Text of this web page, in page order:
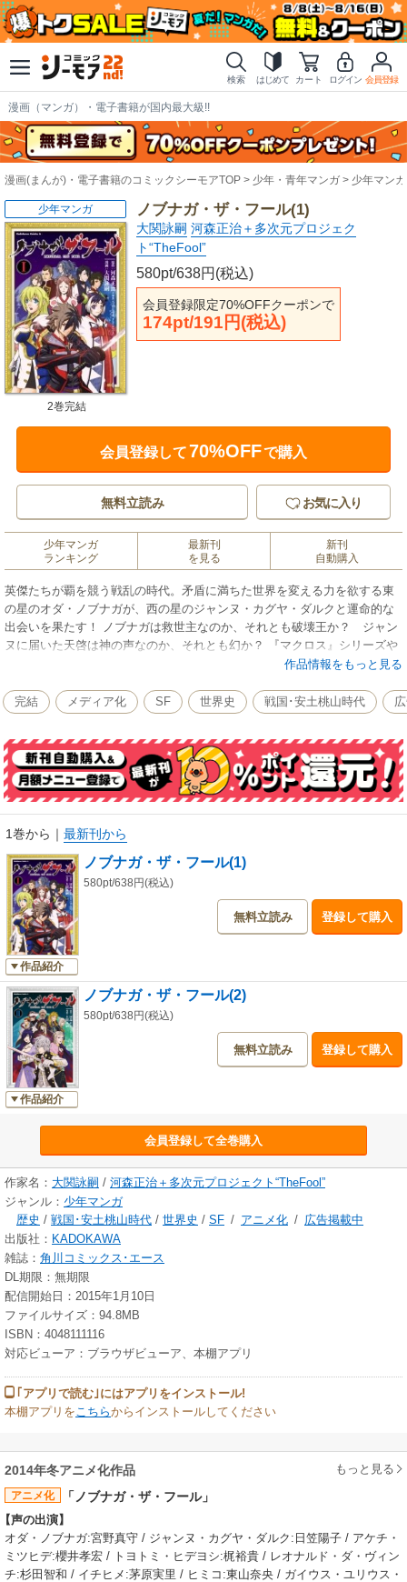
検索 はじめて カート ログイン 会員登録
漫画（マンガ）・電子書籍が国内最大級!!
漫画(まんが)・電子書籍のコミックシーモアTOP 少年・青年マンガ 少年マンガ
ノブナガ・ザ・フール(1)
大関詠嗣 河森正治＋多次元プロジェク
ト“TheFool”
580pt/638円(税込)
会員登録限定70%OFFクーポンで
174pt/191円(税込)
少年マンガ
2巻完結
会員登録して70%OFFで購入
無料立読み お気に入り
少年マンガ
ランキング
最新刊
を見る
新刊
自動購入
英傑たちが覇を競う戦乱の時代。矛盾に満ちた世界を変える力を欲する東
の星のオダ・ノブナガが、西の星のジャンヌ・カグヤ・ダルクと運命的な
出会いを果たす！ ノブナガは救世主なのか、それとも破壊王か？ ジャン
ヌに届いた天啓は神の声なのか、それとも幻か？ 『マクロス』シリーズや
『創聖のアクエリオン』のアニメ監督を務めた河森正治氏が放つ、新次元
作品情報をもっと見る
完結 メディア化 SF 世界史 戦国･安土桃山時代
1巻から ｜ 最新刊から
作品紹介
ノブナガ・ザ・フール(1)
580pt/638円(税込)
無料立読み 登録して購入
作品紹介
ノブナガ・ザ・フール(2)
580pt/638円(税込)
無料立読み 登録して購入
会員登録して全巻購入
作家名： 大関詠嗣 / 河森正治＋多次元プロジェクト“TheFool”
ジャンル： 少年マンガ
歴史 / 戦国･安土桃山時代 / 世界史 / SF / アニメ化 / 広告掲載中
出版社： KADOKAWA
雑誌： 角川コミックス･エース
DL期限：無期限
配信開始日：2015年1月10日
ファイルサイズ：94.8MB
ISBN：4048111116
対応ビューア：ブラウザビューア、本棚アプリ
｢アプリで読む｣にはアプリをインストール!
本棚アプリを こちらからインストールしてください
2014年冬アニメ化作品 もっと見る
アニメ化 「ノブナガ・ザ・フール」
声の出演】
オダ・ノブナガ:宮野真守 / ジャンヌ・カグヤ・ダルク:日笠陽子 / アケチ・
ミツヒデ:櫻井孝宏 / トヨトミ・ヒデヨシ:梶裕貴 / レオナルド・ダ・ヴィン
チ:杉田智和 / イチヒメ:茅原実里 / ヒミコ:東山奈央 / ガイウス・ユリウス・